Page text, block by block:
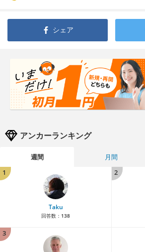
シェア
アンカーランキング
週間 月間
1
Taku
回答数： 138
2
3